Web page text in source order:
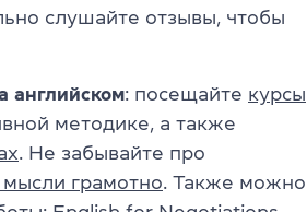
слушайте отзывы, чтобы
английском: посещайте курсы
методике, а также
. Не забывайте про
грамотно. Также можно